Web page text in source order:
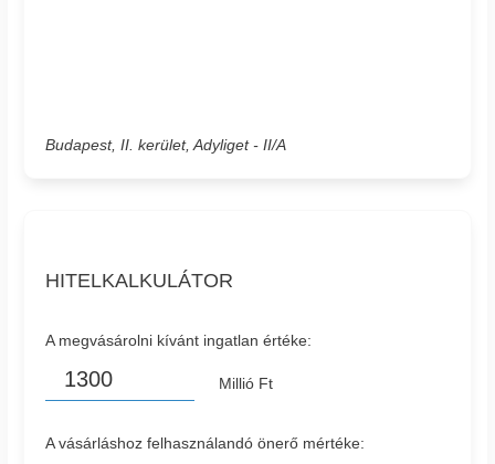
Budapest, II. kerület, Adyliget - II/A
HITELKALKULÁTOR
A megvásárolni kívánt ingatlan értéke:
Millió Ft
A vásárláshoz felhasználandó önerő mértéke: